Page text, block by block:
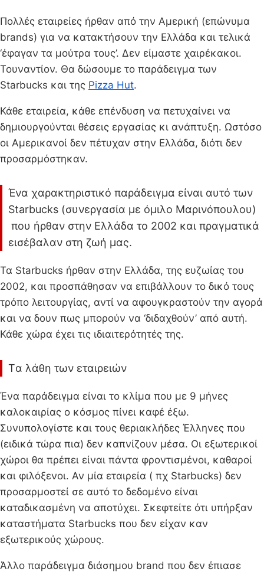
Πολλές εταιρείες ήρθαν από την Αμερική (επώνυμα
brands) για να κατακτήσουν την Ελλάδα και τελικά
‘έφαγαν τα μούτρα τους’. Δεν είμαστε χαιρέκακοι.
Τουναντίον. Θα δώσουμε το παράδειγμα των
Starbucks και της Pizza Hut.
Κάθε εταιρεία, κάθε επένδυση να πετυχαίνει να
δημιουργούνται θέσεις εργασίας κι ανάπτυξη. Ωστόσο
οι Αμερικανοί δεν πέτυχαν στην Ελλάδα, διότι δεν
προσαρμόστηκαν.
Ένα χαρακτηριστικό παράδειγμα είναι αυτό των
Starbucks (συνεργασία με όμιλο Μαρινόπουλου)
που ήρθαν στην Ελλάδα το 2002 και πραγματικά
εισέβαλαν στη ζωή μας.
Τα Starbucks ήρθαν στην Ελλάδα, της ευζωίας του
2002, και προσπάθησαν να επιβάλλουν το δικό τους
τρόπο λειτουργίας, αντί να αφουγκραστούν την αγορά
και να δουν πως μπορούν να ‘διδαχθούν’ από αυτή.
Κάθε χώρα έχει τις ιδιαιτερότητές της.
Tα λάθη των εταιρειών
Ένα παράδειγμα είναι το κλίμα που με 9 μήνες
καλοκαιρίας ο κόσμος πίνει καφέ έξω.
Συνυπολογίστε και τους θεριακλήδες Έλληνες που
(ειδικά τώρα πια) δεν καπνίζουν μέσα. Οι εξωτερικοί
χώροι θα πρέπει είναι πάντα φροντισμένοι, καθαροί
και φιλόξενοι. Αν μία εταιρεία ( πχ Starbucks) δεν
προσαρμοστεί σε αυτό το δεδομένο είναι
καταδικασμένη να αποτύχει. Σκεφτείτε ότι υπήρξαν
καταστήματα Starbucks που δεν είχαν καν
εξωτερικούς χώρους.
Άλλο παράδειγμα διάσημου brand που δεν έπιασε